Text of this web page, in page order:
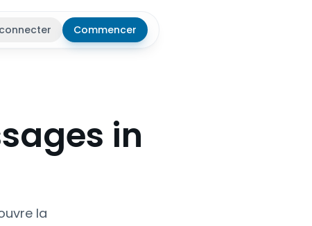
le thème Commencer
in
la